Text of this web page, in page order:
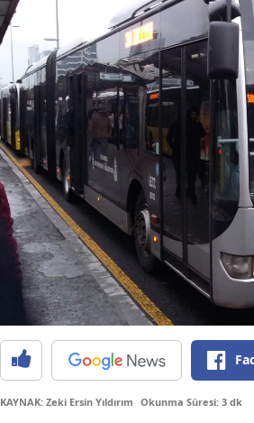
KAYNAK: Zeki Ersin Yıldırım Okunma Süresi: 3 dk